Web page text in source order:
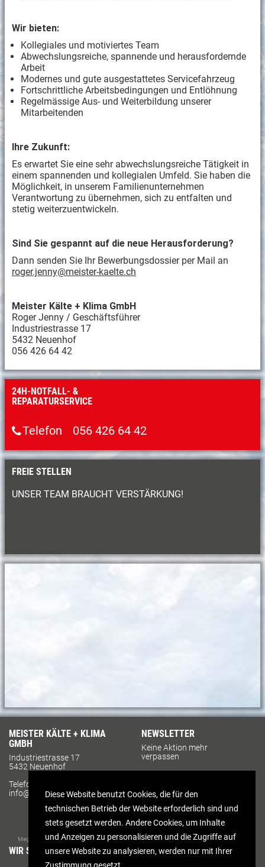
Diese Website benutzt Cookies, die für den
technischen Betrieb der Website erforderlich sind und
stets gesetzt werden. Andere Cookies, um Inhalte
und Anzeigen zu personalisieren und die Zugriffe auf
unsere Website zu analysieren, werden nur mit Ihrer
Wir bieten:
Kollegiales und motiviertes Team
Abwechslungsreiche, spannende und herausfordernde
Arbeit
Modernes und gute ausgestattetes Servicefahrzeug
Fortschrittliche Arbeitsbedingungen und Entlöhnung
Regelmässige Aus- und Weiterbildung unserer
Mitarbeitenden
Ihre Zukunft:
Es erwartet Sie eine sehr abwechslungsreiche Tätigkeit in
einem spannenden und kollegialen Umfeld. Sie haben die
Möglichkeit, in unserem Familienunternehmen
Verantwortung zu übernehmen, sich zu entfalten und
stetig weiterzuentwickeln.
Sind Sie gespannt auf die neue Herausforderung?
Dann senden Sie Ihr Bewerbungsdossier per Mail an
roger.jenny@meister-kaelte.ch
Meister Kälte + Klima GmbH
Roger Jenny / Geschäftsführer
Industriestrasse 17
5432 Neuenhof
056 426 64 42
24H-NOTFALL- &
REPARATURSERVICE
Telefon 056 426 64 42
FREIE STELLEN
UNSER TEAM BRAUCHT VERSTÄRKUNG!
MEISTER KÄLTE + KLIMA
GMBH
Industriestrasse 17
5432 Neuenhof
Telefon 056 426 64 42
info@meister-kaelte.ch
Megura AG Werbeagentur
NEWSLETTER
Keine Aktion mehr
verpassen
Sitemap
Impressum
Datenschutz
AGB
WIR SIND MITGLIED IM